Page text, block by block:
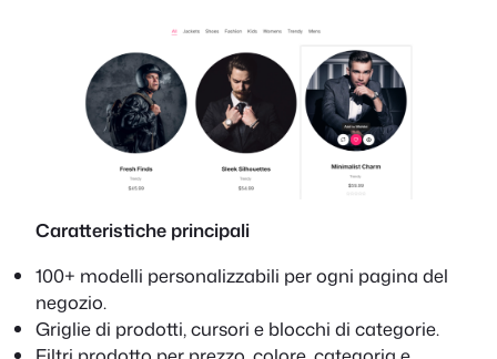
Caratteristiche principali
100+ modelli personalizzabili per ogni pagina del
negozio.
Griglie di prodotti, cursori e blocchi di categorie.